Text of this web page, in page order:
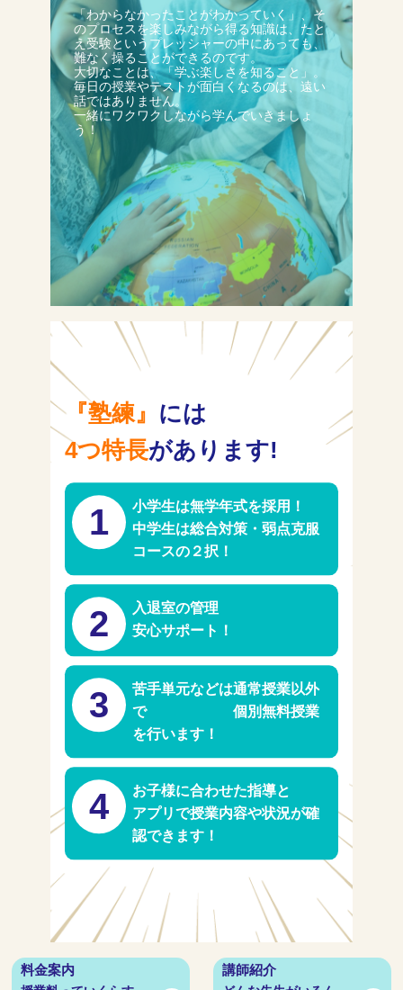
合格実績
よくあるご質問
会員専用
塾長ブログ
求人情報
「わからなかったことがわかっていく」、そ
のプロセスを楽しみながら得る知識は、たと
え受験というプレッシャーの中にあっても、
難なく操ることができるのです。
大切なことは、「学ぶ楽しさを知ること」。
毎日の授業やテストが面白くなるのは、遠い
話ではありません。
一緒にワクワクしながら学んでいきましょ
う！
『塾練』 には
4つ特長があります!
1
小学生は無学年式を採用！
中学生は総合対策・弱点克服
コースの２択！
2
入退室の管理
安心サポート！
3
苦手単元などは通常授業以外
で 個別無料授業
を行います！
4
お子様に合わせた指導と
アプリで授業内容や状況が確
認できます！
料金案内 講師紹介